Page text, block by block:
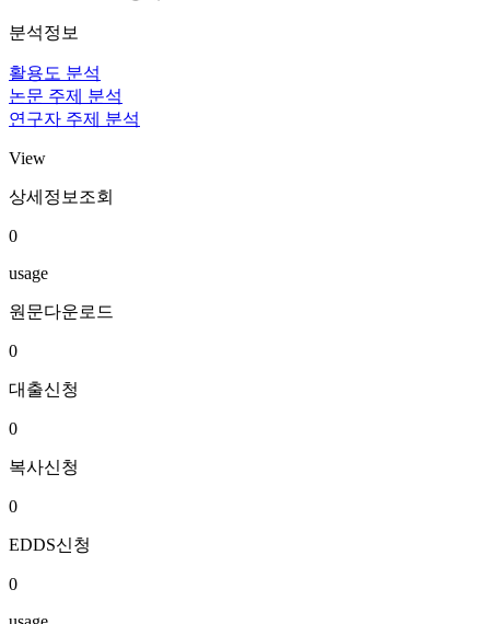
분석정보
활용도 분석
논문 주제 분석
연구자 주제 분석
View
상세정보조회
0
usage
원문다운로드
0
대출신청
0
복사신청
0
EDDS신청
0